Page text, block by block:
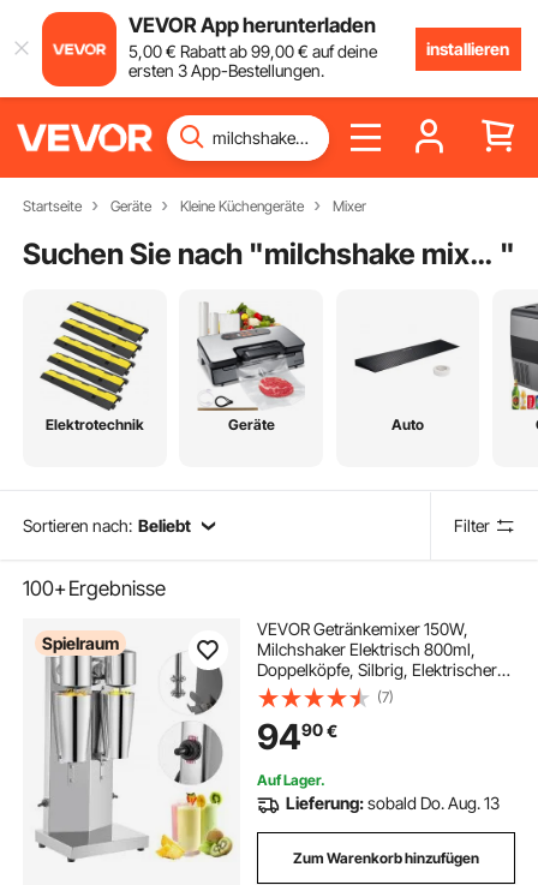
VEVOR App herunterladen
5,00€ Rabatt ab99,00€ auf deine
ersten 3 App-Bestellungen.
installieren
Startseite Geräte Kleine Küchengeräte Mixer
Suchen Sie nach " milchshake mixer elektrisch "
Elektrotechnik Geräte Auto
Sortieren nach: Beliebt Filter
100+Ergebnisse
Spielraum
VEVOR Getränkemixer 150W,
Milchshaker Elektrisch 800ml,
Doppelköpfe, Silbrig, Elektrischer
Mixer für Shakes, Cocktailmixer,
Milchshake Maschine, Bar Mixer,
Standmixer, Gewerbliche
Privatgebrauch
(7)
9490€
Auf Lager.
Lieferung:sobald Do. Aug. 13
Zum Warenkorb hinzufügen